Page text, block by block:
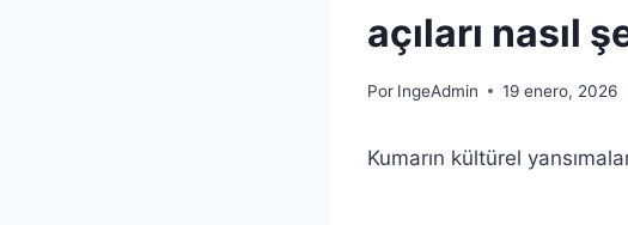
açıları nasıl
Por IngeAdmin 19 enero, 2026
Kumarın kültürel